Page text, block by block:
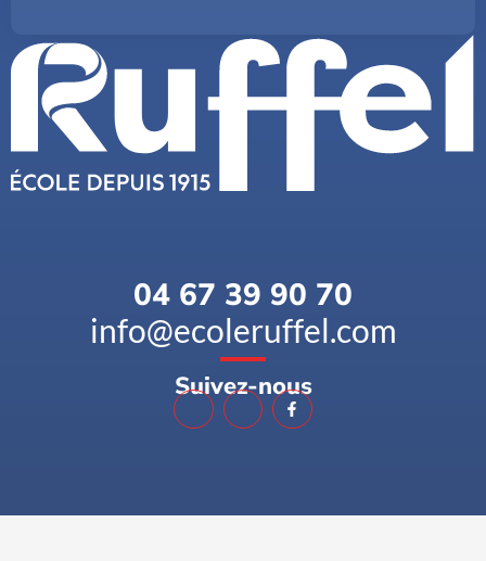
04 67 39 90 70
info@ecoleruffel.com
Suivez-nous